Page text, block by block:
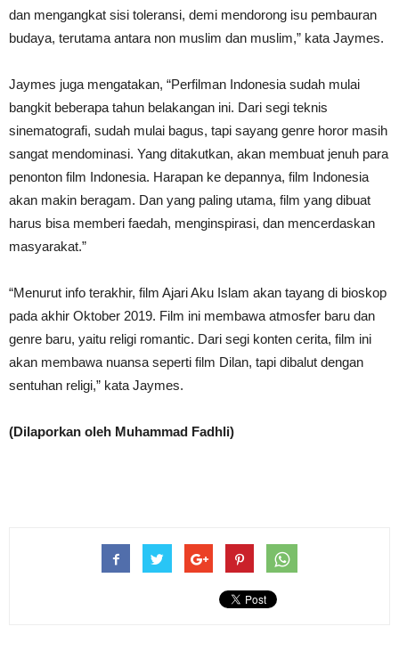
dan mengangkat sisi toleransi, demi mendorong isu pembauran
budaya, terutama antara non muslim dan muslim,” kata Jaymes.
Jaymes juga mengatakan, “Perfilman Indonesia sudah mulai
bangkit beberapa tahun belakangan ini. Dari segi teknis
sinematografi, sudah mulai bagus, tapi sayang genre horor masih
sangat mendominasi. Yang ditakutkan, akan membuat jenuh para
penonton film Indonesia. Harapan ke depannya, film Indonesia
akan makin beragam. Dan yang paling utama, film yang dibuat
harus bisa memberi faedah, menginspirasi, dan mencerdaskan
masyarakat.”
“Menurut info terakhir, film Ajari Aku Islam akan tayang di bioskop
pada akhir Oktober 2019. Film ini membawa atmosfer baru dan
genre baru, yaitu religi romantic. Dari segi konten cerita, film ini
akan membawa nuansa seperti film Dilan, tapi dibalut dengan
sentuhan religi,” kata Jaymes.
(Dilaporkan oleh Muhammad Fadhli)